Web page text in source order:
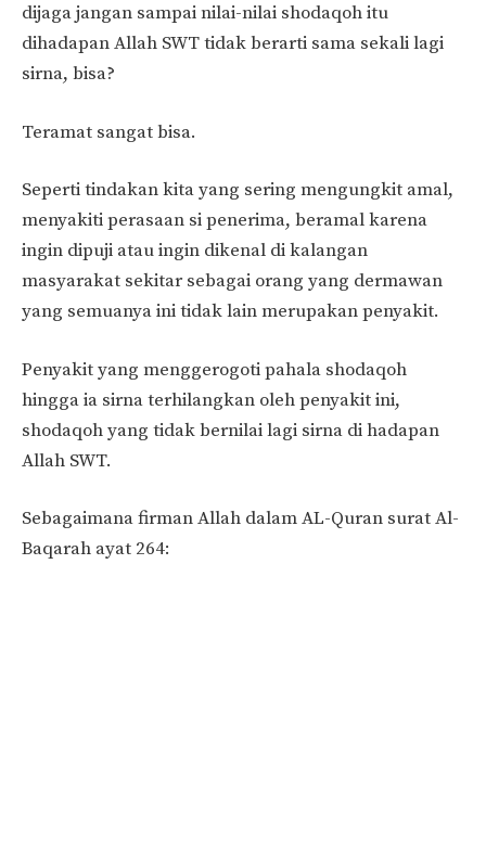
dijaga jangan sampai nilai-nilai shodaqoh itu
dihadapan Allah SWT tidak berarti sama sekali lagi
sirna, bisa?
Teramat sangat bisa.
Seperti tindakan kita yang sering mengungkit amal,
menyakiti perasaan si penerima, beramal karena
ingin dipuji atau ingin dikenal di kalangan
masyarakat sekitar sebagai orang yang dermawan
yang semuanya ini tidak lain merupakan penyakit.
Penyakit yang menggerogoti pahala shodaqoh
hingga ia sirna terhilangkan oleh penyakit ini,
shodaqoh yang tidak bernilai lagi sirna di hadapan
Allah SWT.
Sebagaimana firman Allah dalam AL-Quran surat Al-
Baqarah ayat 264: